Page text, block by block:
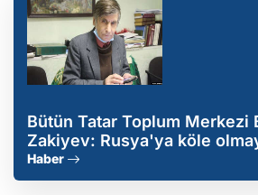
Bütün Tatar Toplum Merkezi
Zakiyev: Rusya'ya köle
Haber